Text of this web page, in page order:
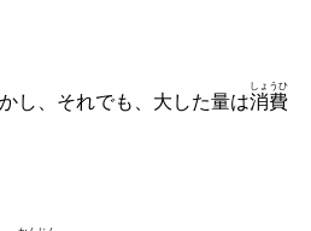
し、それでも、大した量は消費
しょうひ